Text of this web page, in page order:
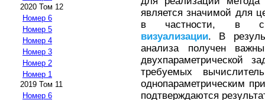
2020 Том 12
Номер 6
Номер 5
Номер 4
Номер 3
Номер 2
Номер 1
2019 Том 11
Номер 6
является значимой для
в частности, в
визуализации. В
анализа получен
двухпараметрической
требуемых
однопараметрическим
подтверждаются